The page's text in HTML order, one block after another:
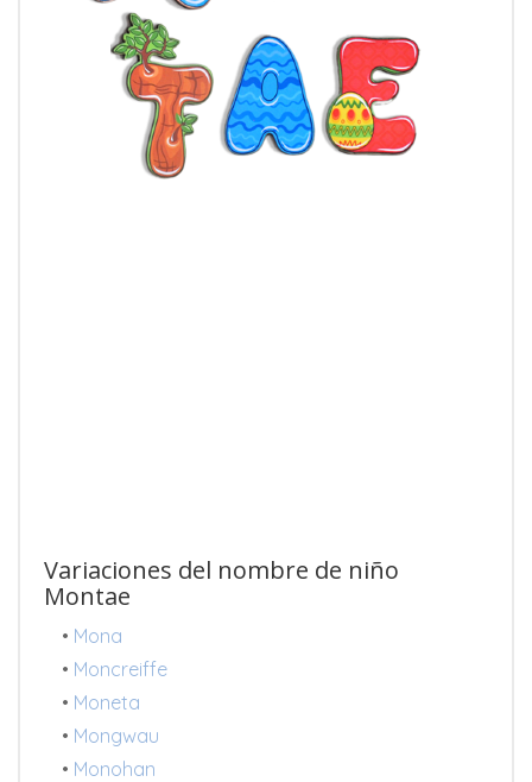
Variaciones del nombre de niño
Montae
• Mona
• Moncreiffe
• Moneta
• Mongwau
• Monohan